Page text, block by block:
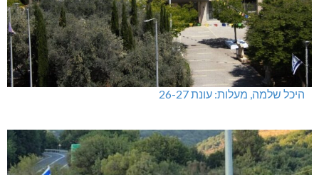
היכל שלמה, מעלות: עונת 26-27